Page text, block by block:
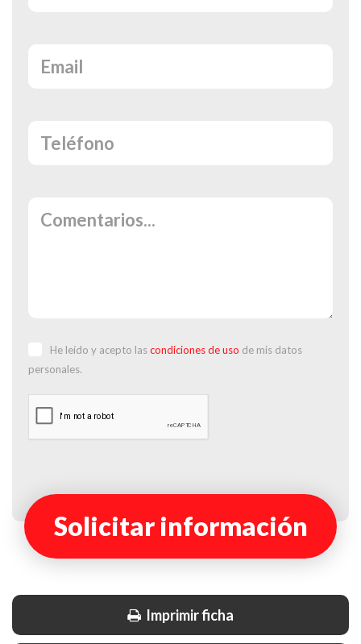
He leído y acepto lascondiciones de uso de mis datos
personales.
Solicitar información
Imprimir ficha